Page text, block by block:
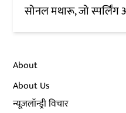
सोनल मथारू, जो
About
About Us
न्यूज़लॉन्ड्री विचार